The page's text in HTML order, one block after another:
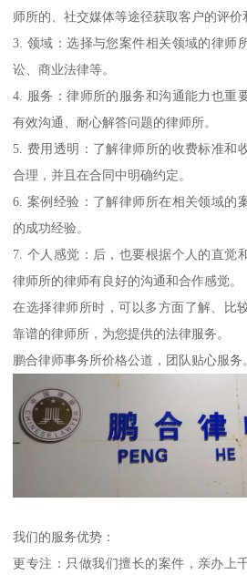
师所的、社交媒体等途径获取客户的评价
3. 领域：选择与您案件相关领域的律师
讼、商业法律等。
4. 服务：律师所的服务和沟通能力也重
有效沟通、耐心解答问题的律师所。
5. 费用透明：了解律师所的收费标准和
合理，并且在合同中明确约定。
6. 案例经验：了解律师所在相关领域的
的成功经验。
7. 个人感觉：后，也要根据个人的直觉
律师所的律师有良好的沟通和合作感觉。
在选择律师所时，可以多方面了解、比
靠谱的律师所，为您提供的法律服务。
鹏合律师事务所价格公道，团队贴心服务
我们的服务优势：
更专注：只做我们擅长的案件，亲办上